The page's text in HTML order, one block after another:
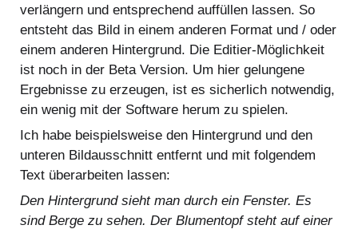
verlängern und entsprechend auffüllen lassen. So
entsteht das Bild in einem anderen Format und / oder
einem anderen Hintergrund. Die Editier-Möglichkeit
ist noch in der Beta Version. Um hier gelungene
Ergebnisse zu erzeugen, ist es sicherlich notwendig,
ein wenig mit der Software herum zu spielen.
Ich habe beispielsweise den Hintergrund und den
unteren Bildausschnitt entfernt und mit folgendem
Text überarbeiten lassen:
Den Hintergrund sieht man durch ein Fenster. Es
sind Berge zu sehen. Der Blumentopf steht auf einer